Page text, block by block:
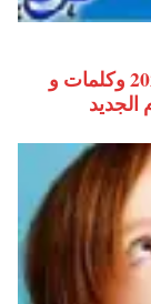
رسائل تهنئة رأس السنة الهجرية 1448- 2027 وكلمات و